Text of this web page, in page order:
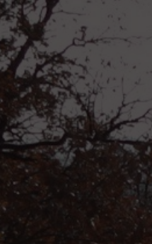
la tour de Crayssac